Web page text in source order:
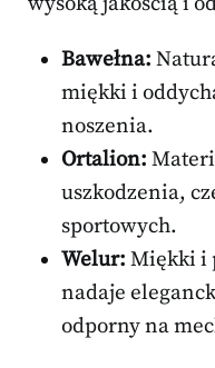
Bawełna:
miękki i
noszenia.
Ortalion:
uszkodzenia,
sportowych.
Welur: Miękki i
nadaje
odporny na